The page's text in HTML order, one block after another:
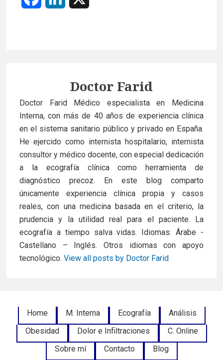
o
k
d
I
n
Author
Doctor Farid
Doctor Farid Médico especialista en Medicina
Interna, con más de 40 años de experiencia clínica
en el sistema sanitario público y privado en España.
He ejercido como internista hospitalario, internista
consultor y médico docente, con especial dedicación
a la ecografía clínica como herramienta de
diagnóstico precoz. En este blog comparto
únicamente experiencia clínica propia y casos
reales, con una medicina basada en el criterio, la
prudencia y la utilidad real para el paciente. La
ecografía a tiempo salva vidas. Idiomas: Árabe -
Castellano – Inglés. Otros idiomas con apoyo
tecnológico. View all posts by Doctor Farid
Footer
Menu
Home M. Interna Ecografía
Análisis
Obesidad
Dolor e Infiltraciones
C. Online
Sobre mí
Contacto Blog